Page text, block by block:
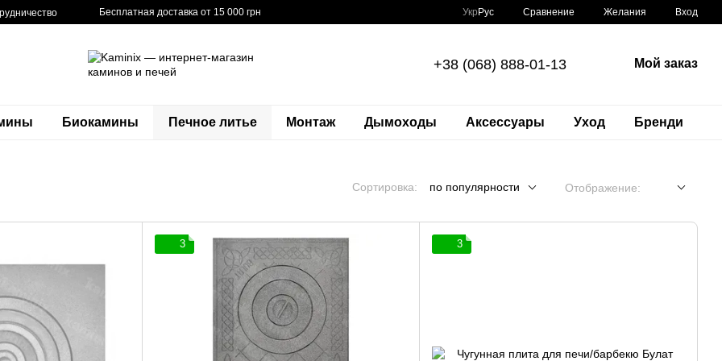
Бесплатная доставка от 15 000 грн Укр Рус Сравнение Желания Вход
+38 (068) 888-01-13 Мой заказ
Биокамины Печное литье Монтаж Дымоходы Аксессуары Уход Бренди
Сортировка: по популярности Отображение:
3 3